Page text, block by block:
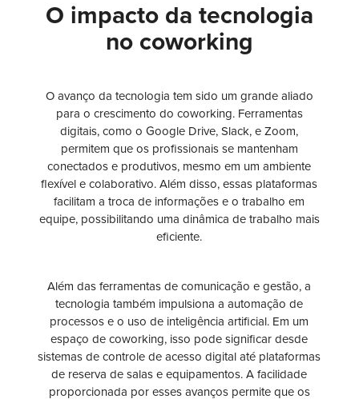
O impacto da tecnologia
no coworking
O avanço da tecnologia tem sido um grande aliado
para o crescimento do coworking. Ferramentas
digitais, como o Google Drive, Slack, e Zoom,
permitem que os profissionais se mantenham
conectados e produtivos, mesmo em um ambiente
flexível e colaborativo. Além disso, essas plataformas
facilitam a troca de informações e o trabalho em
equipe, possibilitando uma dinâmica de trabalho mais
eficiente.
Além das ferramentas de comunicação e gestão, a
tecnologia também impulsiona a automação de
processos e o uso de inteligência artificial. Em um
espaço de coworking, isso pode significar desde
sistemas de controle de acesso digital até plataformas
de reserva de salas e equipamentos. A facilidade
proporcionada por esses avanços permite que os